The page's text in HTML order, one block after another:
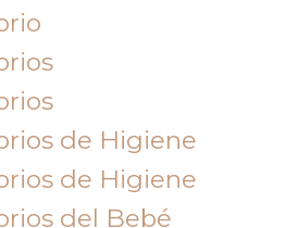
de Higiene
de Higiene
del Bebé